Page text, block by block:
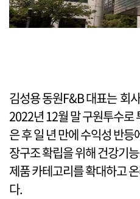
김성용 동원F&B 대표는 회
2022년 12월 말 구원투수로
은 후 일 년 만에 수익성 반
장구조 확립을 위해 건강기
제품 카테고리를 확대하고
다.